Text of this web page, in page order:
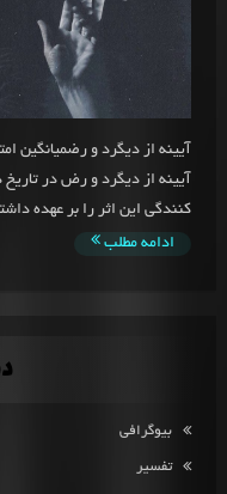
کنندگی این اثر را بر عهده
ادامه مطلب
بیوگرافی
تفسیر